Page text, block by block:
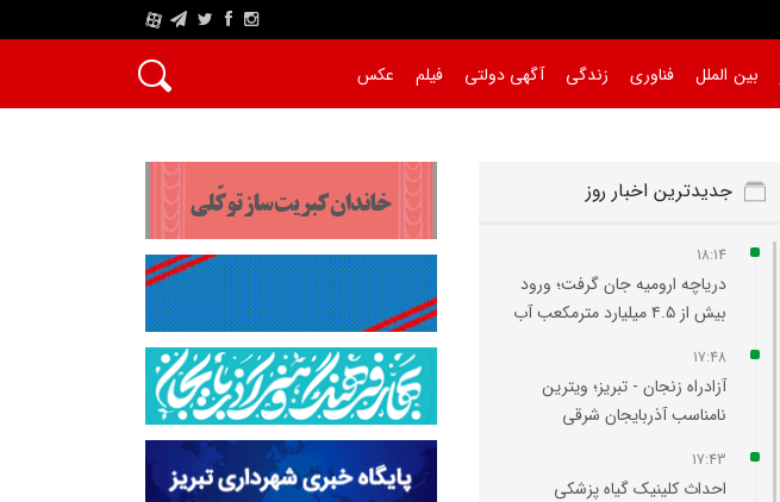
A
بین الملل فناوری زندگی آگهی دولتی فیلم عکس
جدیدترین اخبار روز
18:14
دریاچه ارومیه جان گرفت؛ ورود
بیش از ۴.۵ میلیارد مترمکعب آب
17:48
آزادراه زنجان - تبریز؛ ویترین
نامناسب آذربایجان شرقی
17:43
احداث کلینیک گیاه‌ پزشکی